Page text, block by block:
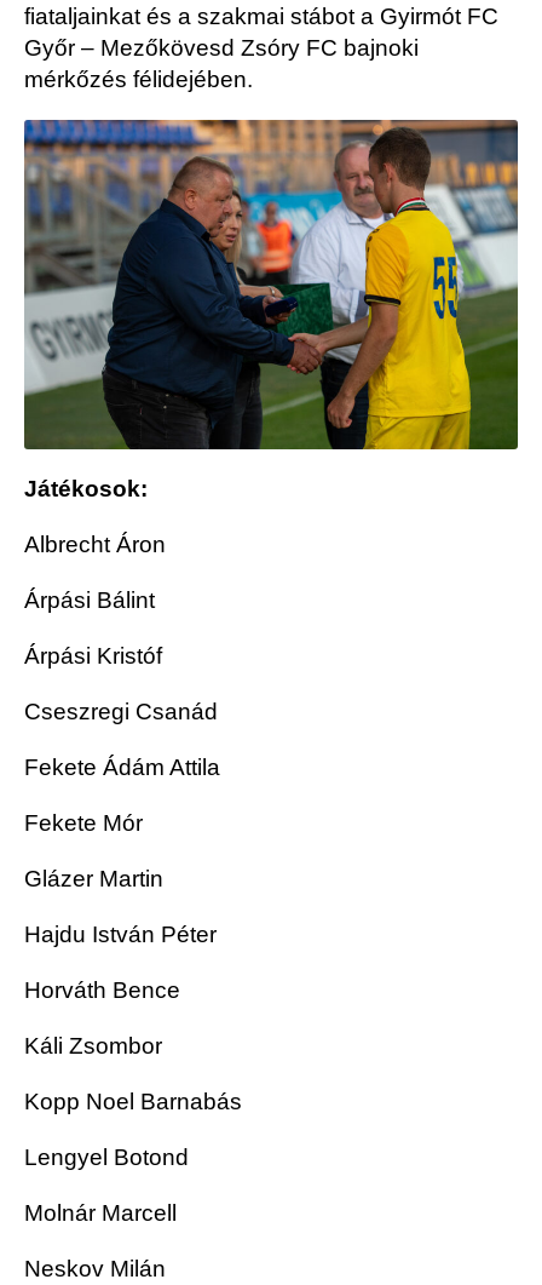
fiataljainkat és a szakmai stábot a Gyirmót FC
Győr – Mezőkövesd Zsóry FC bajnoki
mérkőzés félidejében.
Játékosok:
Albrecht Áron
Árpási Bálint
Árpási Kristóf
Cseszregi Csanád
Fekete Ádám Attila
Fekete Mór
Glázer Martin
Hajdu István Péter
Horváth Bence
Káli Zsombor
Kopp Noel Barnabás
Lengyel Botond
Molnár Marcell
Neskov Milán